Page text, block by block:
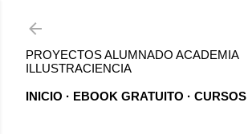
PROYECTOS ALUMNADO ACADEMIA
ILLUSTRACIENCIA
INICIO EBOOK GRATUITO